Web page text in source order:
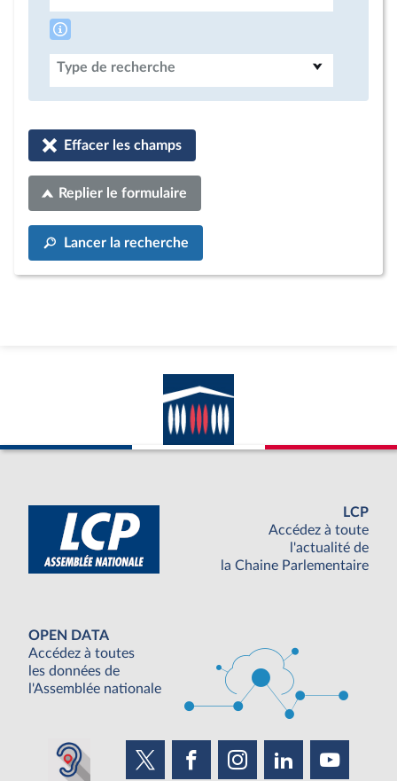
Type de recherche
Effacer les champs
Replier le formulaire
Lancer la recherche
LCP
Accédez à toute
l'actualité de
la Chaine Parlementaire
OPEN DATA
Accédez à toutes
les données de
l'Assemblée nationale